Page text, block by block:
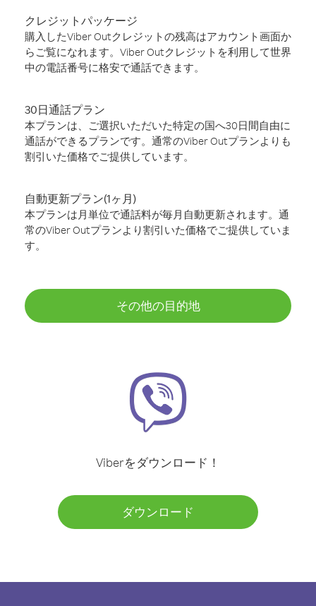
クレジットパッケージ
購入したViber Outクレジットの残高はアカウント画面か
らご覧になれます。Viber Outクレジットを利用して世界
中の電話番号に格安で通話できます。
30日通話プラン
本プランは、ご選択いただいた特定の国へ30日間自由に
通話ができるプランです。通常のViber Outプランよりも
割引いた価格でご提供しています。
自動更新プラン(1ヶ月)
本プランは月単位で通話料が毎月自動更新されます。通
常のViber Outプランより割引いた価格でご提供していま
す。
その他の目的地
Viberをダウンロード！
ダウンロード